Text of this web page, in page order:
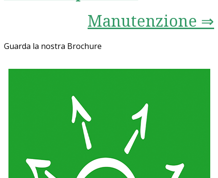
Manutenzione ⇒
Guarda la nostra Brochure